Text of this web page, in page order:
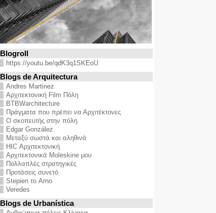
Blogroll
https://youtu.be/qdK3q1SKEoU
Blogs de Arquitectura
Andres Martinez
Αρχιτεκτονική Film Πόλη
BTBWarchitecture
Πράγματα που πρέπει να Αρχιτέκτονες
Ο σκοπευτής στην πόλη
Edgar González
Μεταξύ σωστά και αληθινά
HIC Αρχιτεκτονική
Αρχιτεκτονικά Moleskine μου
Πολλαπλές στρατηγικές
Προτάσεις συνετό
Stepien το Arno
Veredes
Blogs de Urbanística